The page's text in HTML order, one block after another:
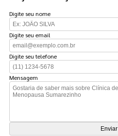
Digite seu nome
Digite seu email
Digite seu telefone
Mensagem